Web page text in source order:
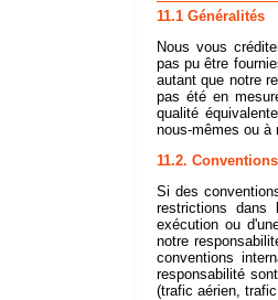
11.1 Généralités
Nous vous
pas pu être
autant que notre
pas été en
qualité
nous-mêmes ou à
11.2.
Si des
restrictions dans
exécution ou
notre
conventions
responsabilité
(trafic aérien,